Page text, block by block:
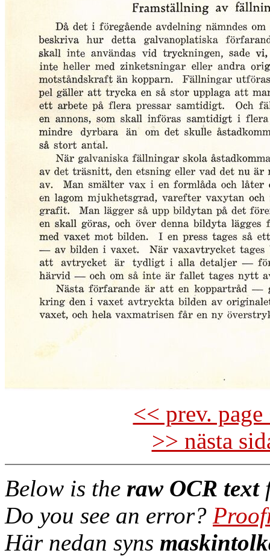
<< prev.
>> nästa
Below is the raw OCR text
Do you see an error?
Här nedan syns